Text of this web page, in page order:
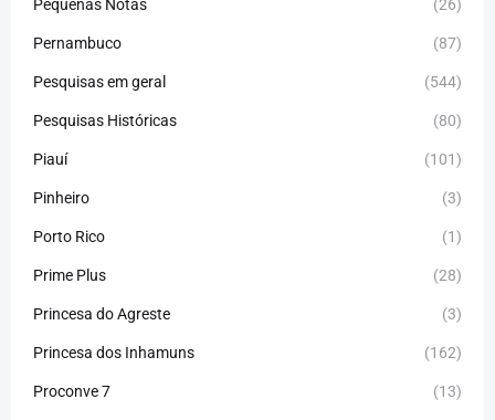
Pequenas Notas (26)
Pernambuco (87)
Pesquisas em geral (544)
Pesquisas Históricas (80)
Piauí (101)
Pinheiro (3)
Porto Rico (1)
Prime Plus (28)
Princesa do Agreste (3)
Princesa dos Inhamuns (162)
Proconve 7 (13)